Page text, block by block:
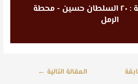
فرع الأسكندرية : ٢٠ السلطان حسين - محطة
الرمل
المقالة التالية ←